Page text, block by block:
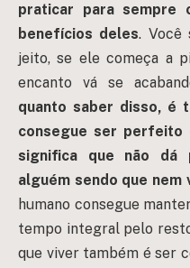
praticar para sempre
benefícios deles. Você
jeito, se ele começa a
encanto vá se
quanto saber disso, é
consegue ser perfeito
significa que não dá
alguém sendo que
humano consegue
tempo integral pelo
que viver também é ser